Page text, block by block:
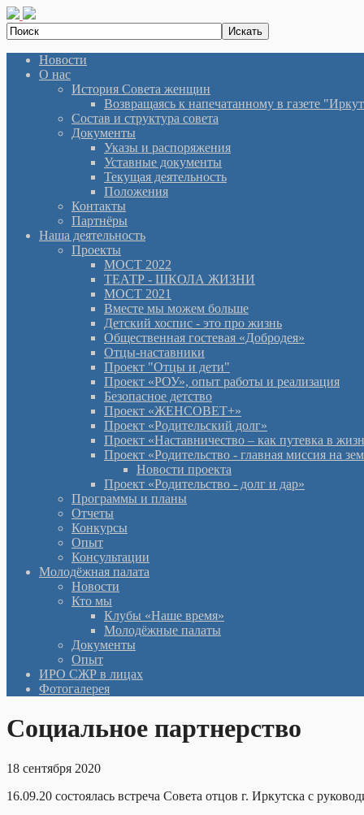
Новости
О нас
История Cовета женщин
Возвращаясь к напечатанному в газете
Состав и структура совета
Документы
Указы и распоряжения
Уставные документы
Текущая деятельность
Положения
Контакты
Партнёры
Наша деятельность
Проекты
МОСТ 2022
ТЕАТР - ШКОЛА ЖИЗНИ
МОСТ 2021
Вместе мы можем больше
Детский хоспис - это про жизнь
Общественная гостевая «Добродея»
Отцы-наставники
Проект "Отцы и дети"
Проект «РОУ», опыт работы и реализация
Безопасное детство
Проект «ЖЕНСОВЕТ+»
Проект «Родительский долг»
Проект «Наставничество – как путевка в
Проект «Родительство - главная миссия на
Новости проекта
Проект «Родительство - долг и дар»
Программы и планы
Отчеты
Конкурсы
Опыт
Консультации
Молодёжная палата
Новости
Кто мы
Клубы «Наше время»
Молодёжные палаты
Документы
Опыт
ИРО СЖР в лицах
Фотогалерея
Социальное партнерство
18 сентября 2020
16.09.20 состоялась встреча Совета отцов г. Иркутска с